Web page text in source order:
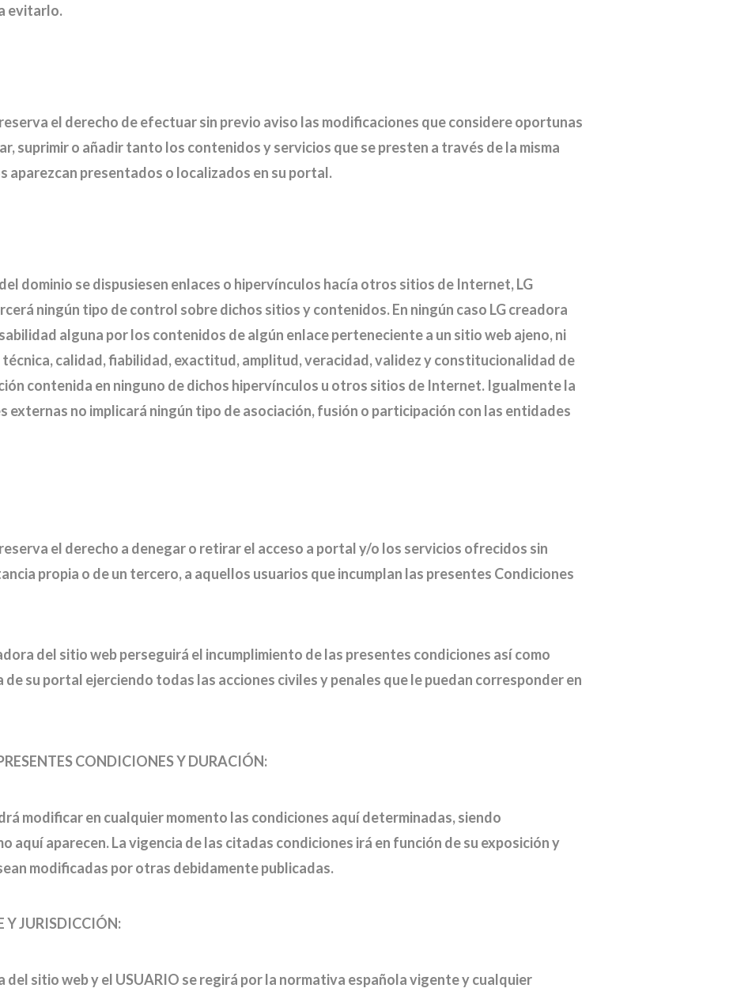
evitarlo.
el derecho de efectuar sin previo aviso las modificaciones que considere oportunas
suprimir o añadir tanto los contenidos y servicios que se presten a través de la misma
aparezcan presentados o localizados en su portal.
dominio se dispusiesen enlaces o hipervínculos hacía otros sitios de Internet, LG
ningún tipo de control sobre dichos sitios y contenidos. En ningún caso LG creadora
alguna por los contenidos de algún enlace perteneciente a un sitio web ajeno, ni
calidad, fiabilidad, exactitud, amplitud, veracidad, validez y constitucionalidad de
contenida en ninguno de dichos hipervínculos u otros sitios de Internet. Igualmente la
externas no implicará ningún tipo de asociación, fusión o participación con las entidades
el derecho a denegar o retirar el acceso a portal y/o los servicios ofrecidos sin
propia o de un tercero, a aquellos usuarios que incumplan las presentes Condiciones
del sitio web perseguirá el incumplimiento de las presentes condiciones así como
su portal ejerciendo todas las acciones civiles y penales que le puedan corresponder en
CONDICIONES Y DURACIÓN:
modificar en cualquier momento las condiciones aquí determinadas, siendo
aquí aparecen. La vigencia de las citadas condiciones irá en función de su exposición y
modificadas por otras debidamente publicadas.
Y JURISDICCIÓN:
del sitio web y el USUARIO se regirá por la normativa española vigente y cualquier